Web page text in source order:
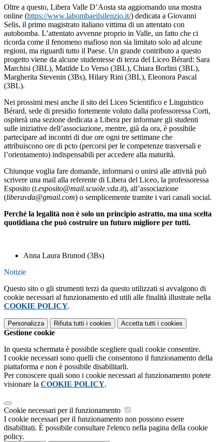
Oltre a questo, Libera Valle D’Aosta sta aggiornando una mostra
online (https://www.labombaeilsilenzio.it/) dedicata a Giovanni
Selis, il primo magistrato italiano vittima di un attentato con
autobomba. L’attentato avvenne proprio in Valle, un fatto che ci
ricorda come il fenomeno mafioso non sia limitato solo ad alcune
regioni, ma riguardi tutto il Paese. Un grande contributo a questo
progetto viene da alcune studentesse di terza del Liceo Bérard: Sara
Marchisi (3BL), Matilde Lo Verso (3BL), Chiara Borlini (3BL),
Margherita Stevenin (3Bs), Hilary Rini (3BL), Eleonora Pascal
(3BL).
Nei prossimi mesi anche il sito del Liceo Scientifico e Linguistico
Bérard, sede di presidio fortemente voluto dalla professoressa Corti,
ospiterà una sezione dedicata a Libera per informare gli studenti
sulle iniziative dell’associazione, mentre, già da ora, è possibile
partecipare ad incontri di due ore ogni tre settimane che
attribuiscono ore di pcto (percorsi per le competenze trasversali e
l’orientamento) indispensabili per accedere alla maturità.
Chiunque voglia fare domande, informarsi o unirsi alle attività può
scrivere una mail alla referente di Libera del Liceo, la professoressa
Esposito (t.esposito@mail.scuole.vda.it), all’associazione
(liberavda@gmail.com) o semplicemente tramite i vari canali social.
Perché la legalità non è solo un principio astratto, ma una scelta
quotidiana che può costruire un futuro migliore per tutti.
Anna Laura Brunod (3Bs)
Notizie
Questo sito o gli strumenti terzi da questo utilizzati si avvalgono di
cookie necessari al funzionamento ed utili alle finalità illustrate nella
COOKIE POLICY.
Personalizza Rifiuta tutti i cookies Accetta tutti i cookies
Gestione cookie
In questa schermata è possibile scegliere quali cookie consentire.
I cookie necessari sono quelli che consentono il funzionamento della
piattaforma e non è possibile disabilitarli.
Per conoscere quali sono i cookie necessari al funzionamento potete
visionare la COOKIE POLICY.
Cookie necessari per il funzionamento
I cookie necessari per il funzionamento non possono essere
disabilitati. È possibile consultare l'elenco nella pagina della cookie
policy.